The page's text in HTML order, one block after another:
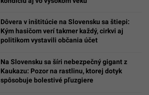
Dôvera v inštitúcie na Slovensku sa štiepi:
Kým hasičom verí takmer každý, cirkvi aj
politikom vystavili občania účet
Na Slovensku sa šíri nebezpečný gigant z
Kaukazu: Pozor na rastlinu, ktorej dotyk
spôsobuje bolestivé pľuzgiere